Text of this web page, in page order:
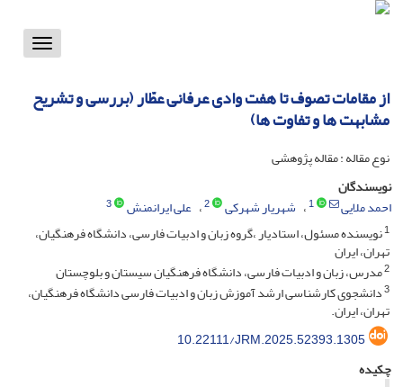
Toggle
از مقامات تصوف تا هفت وادی‌ عرفانی عطّار (بررسی و تشریح
مشابهت ها و تفاوت ها)
نوع مقاله : مقاله پژوهشی
نویسندگان
احمد ملایی
1 شهریار شهرکی 2 علی ایرانمنش
3
1نویسنده مسئول، استادیار ،گروه زبان و ادبیات فارسی، دانشگاه فرهنگیان،
تهران، ایران
2مدرس، زبان و ادبیات فارسی، دانشگاه فرهنگیان سیستان و بلوچستان
3دانشجوی کارشناسی ارشد آموزش زبان و ادبیات فارسی دانشگاه فرهنگیان،
تهران، ایران.
10.22111/JRM.2025.52393.1305
چکیده